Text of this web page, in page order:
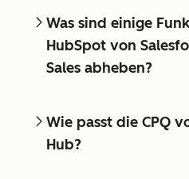
Was sind einige
HubSpot von
Sales abheben?
Wie passt die CPQ
Hub?